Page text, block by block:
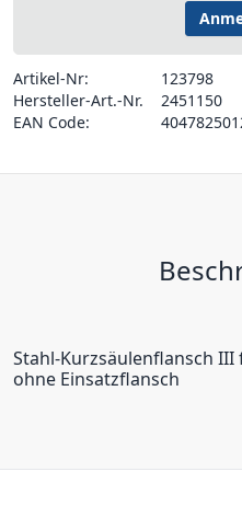
Artikel-Nr:
123798
Hersteller-Art.-Nr.
2451150
EAN Code:
Stahl-Kurzsäulenflansch III
ohne Einsatzflansch